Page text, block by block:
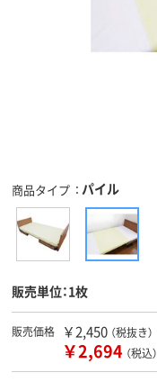
商品タイプ パイル
販売単位：1枚
販売価格 ￥2,450 （税抜き）
￥2,694 （税込）